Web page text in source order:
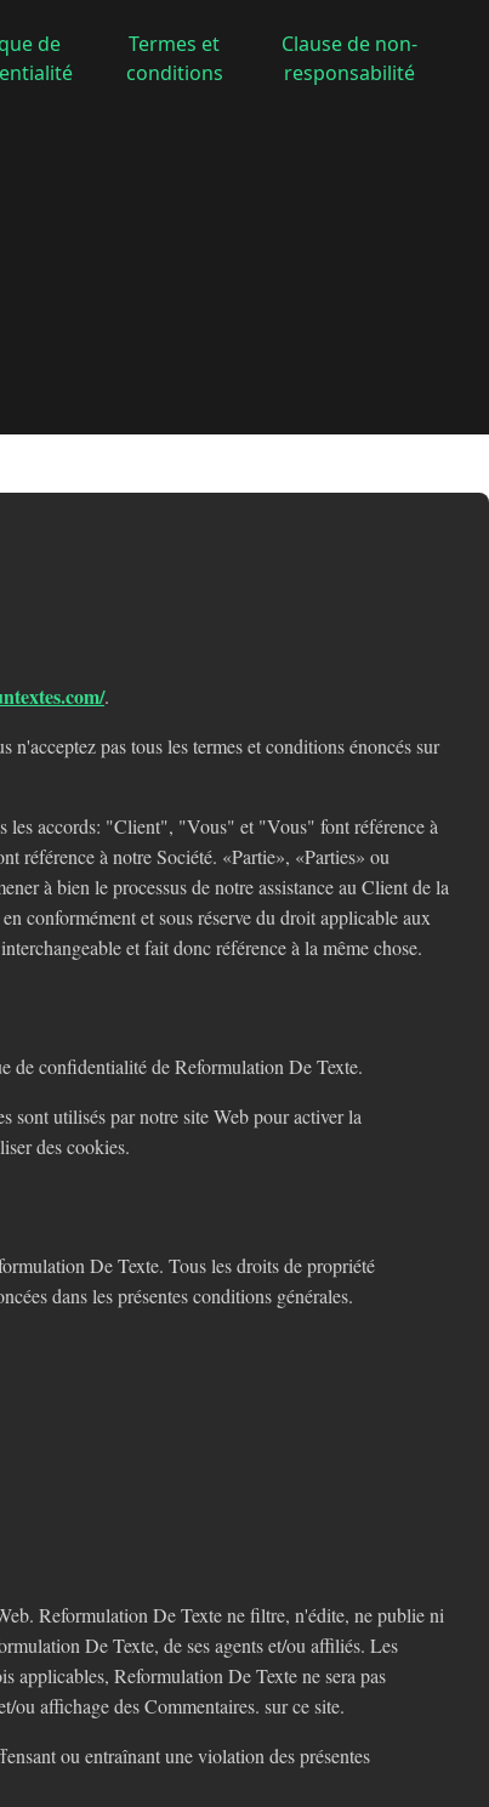
de
Termes et
conditions
Clause de non-
responsabilité
.
pas tous les termes et conditions énoncés sur
les accords: "Client", "Vous" et "Vous" font référence à
référence à notre Société. «Partie», «Parties» ou
à bien le processus de notre assistance au Client de la
conformément et sous réserve du droit applicable aux
et fait donc référence à la même chose.
de confidentialité de Reformulation De Texte.
sont utilisés par notre site Web pour activer la
des cookies.
De Texte. Tous les droits de propriété
dans les présentes conditions générales.
Reformulation De Texte ne filtre, n'édite, ne publie ni
De Texte, de ses agents et/ou affiliés. Les
applicables, Reformulation De Texte ne sera pas
ou affichage des Commentaires. sur ce site.
ou entraînant une violation des présentes